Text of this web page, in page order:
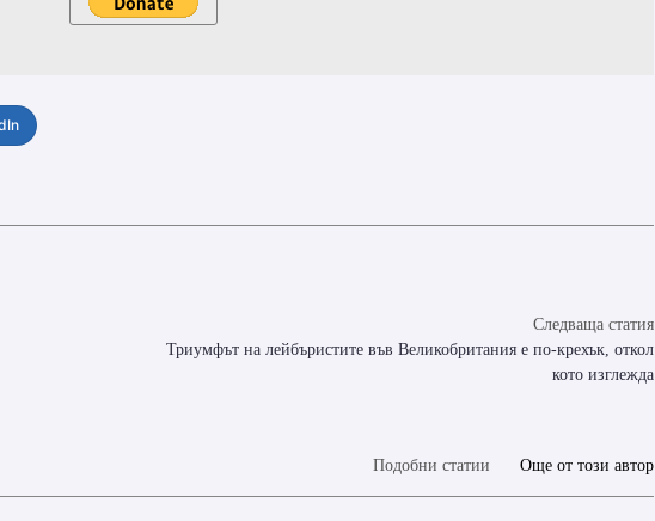
Следваща статия
Триумфът на лейбъристите във Великобритания е по-крехък, откол
кото изглежда
Подобни статии Още от този автор